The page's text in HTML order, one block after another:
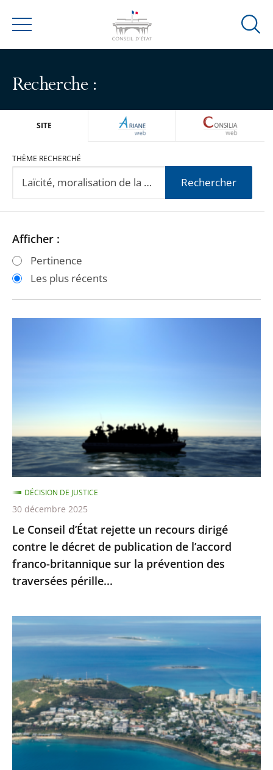
Menu
Ouvrir
Recherche :
SITE ARIANEWEB
THÈME RECHERCHÉ
Rechercher
Passer
les
filtres
Passer
les
filtres
Afficher :
Pertinence
Les plus récents
recours
contre
le
décret
de
publication
de
l’accord
franco-
britannique
la
prévention
des
pérille...
Le Conseil d’État rejette un recours dirigé
contre le décret de publication de l’accord
franco-britannique sur la prévention des
traversées pérille...
DÉCISION DE JUSTICE
30 décembre 2025
Nouvelle-
Calédonie
juge
administratif
n’est
pas